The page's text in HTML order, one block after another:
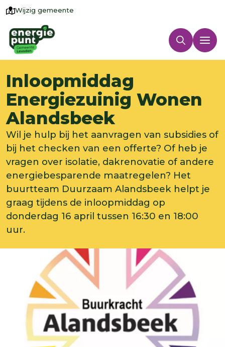
Wijzig gemeente
Inloopmiddag
Energiezuinig Wonen
Alandsbeek
Wil je hulp bij het aanvragen van subsidies of
bij het checken van een offerte? Of heb je
vragen over isolatie, dakrenovatie of andere
energiebesparende maatregelen? Het
buurtteam Duurzaam Alandsbeek helpt je
graag tijdens de inloopmiddag op
donderdag 16 april tussen 16:30 en 18:00
uur.